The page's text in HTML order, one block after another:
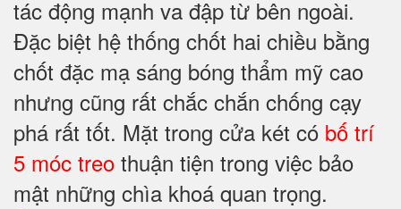
tác động mạnh va đập từ bên ngoài.
Đặc biệt hệ thống chốt hai chiều bằng
chốt đặc mạ sáng bóng thẩm mỹ cao
nhưng cũng rất chắc chắn chống cạy
phá rất tốt. Mặt trong cửa két có bố trí
5 móc treo thuận tiện trong việc bảo
mật những chìa khoá quan trọng.